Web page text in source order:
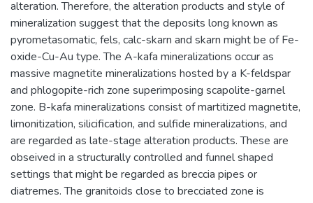
alteration. Therefore, the alteration products and style of
mineralization suggest that the deposits long known as
pyrometasomatic, fels, calc-skarn and skarn might be of Fe-
oxide-Cu-Au type. The A-kafa mineralizations occur as
massive magnetite mineralizations hosted by a K-feldspar
and phlogopite-rich zone superimposing scapolite-garnel
zone. B-kafa mineralizations consist of martitized magnetite,
limonitization, silicification, and sulfide mineralizations, and
are regarded as late-stage alteration products. These are
obseived in a structurally controlled and funnel shaped
settings that might be regarded as breccia pipes or
diatremes. The granitoids close to brecciated zone is